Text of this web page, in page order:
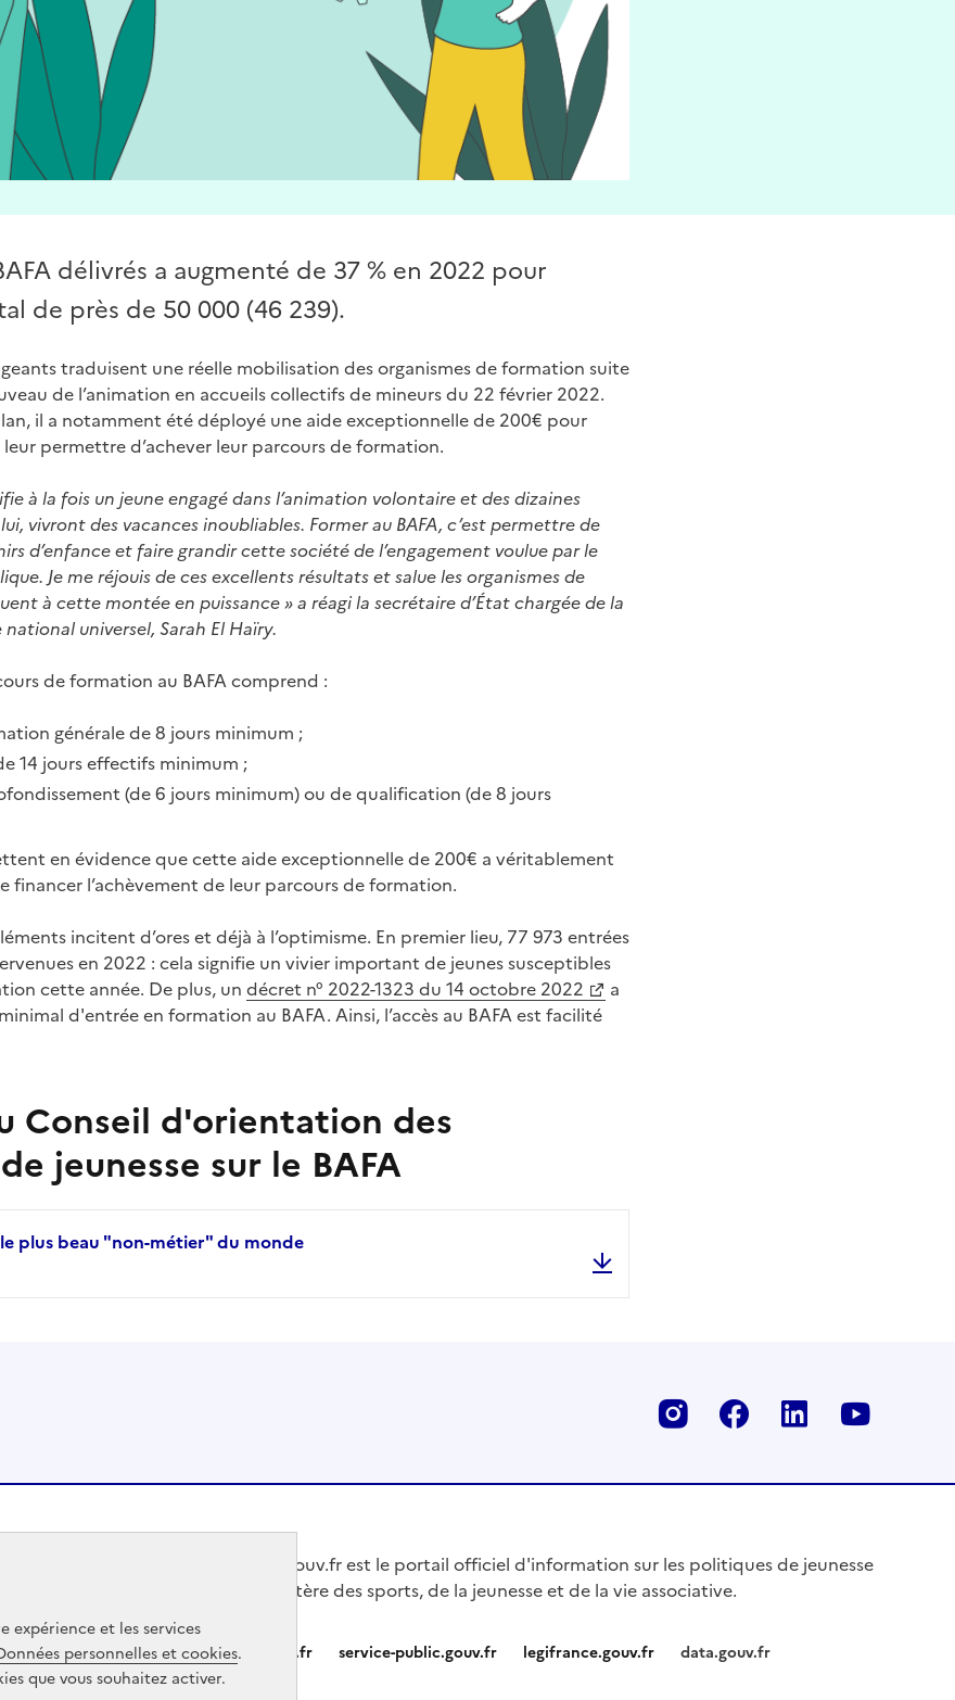
délivrés a augmenté de 37 % en 2022 pour
de près de 50 000 (46 239).
traduisent une réelle mobilisation des organismes de formation suite
de l’animation en accueils collectifs de mineurs du 22 février 2022.
il a notamment été déployé une aide exceptionnelle de 200€ pour
permettre d’achever leur parcours de formation.
à la fois un jeune engagé dans l’animation volontaire et des dizaines
vivront des vacances inoubliables. Former au BAFA, c’est permettre de
d’enfance et faire grandir cette société de l’engagement voulue par le
. Je me réjouis de ces excellents résultats et salue les organismes de
à cette montée en puissance» a réagi la secrétaire d’État chargée de la
national universel, Sarah El Haïry.
de formation au BAFA comprend :
générale de 8 jours minimum ;
14 jours effectifs minimum ;
(de 6 jours minimum) ou de qualification (de 8 jours
en évidence que cette aide exceptionnelle de 200€ a véritablement
financer l’achèvement de leur parcours de formation.
incitent d’ores et déjà à l’optimisme. En premier lieu, 77 973 entrées
en 2022 : cela signifie un vivier important de jeunes susceptibles
cette année. De plus, un décret n° 2022-1323 du 14 octobre 2022
a
minimal d'entrée en formation au BAFA. Ainsi, l’accès au BAFA est facilité
Conseil d'orientation des
jeunesse sur le BAFA
plus beau "non-métier" du monde
L'animateur BAFA, le plus beau "non-
InstagramFacebookLinkedin
Jeunes.gouv.fr est le portail officiel d'information sur les politiques de jeunesse
du Ministère des sports, de la jeunesse et de la vie associative.
info.gouv.fr service-public.gouv.fr legifrance.gouv.fr data.gouv.fr
expérience et les services
personnelles et cookies.
que vous souhaitez activer.